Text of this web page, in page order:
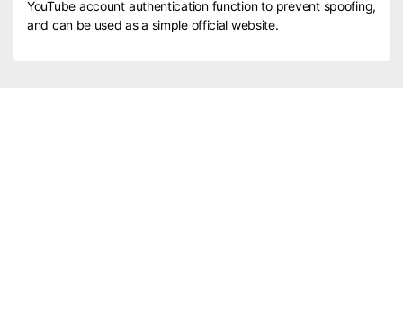
YouTube account authentication function to prevent spoofing,
and can be used as a simple official website.